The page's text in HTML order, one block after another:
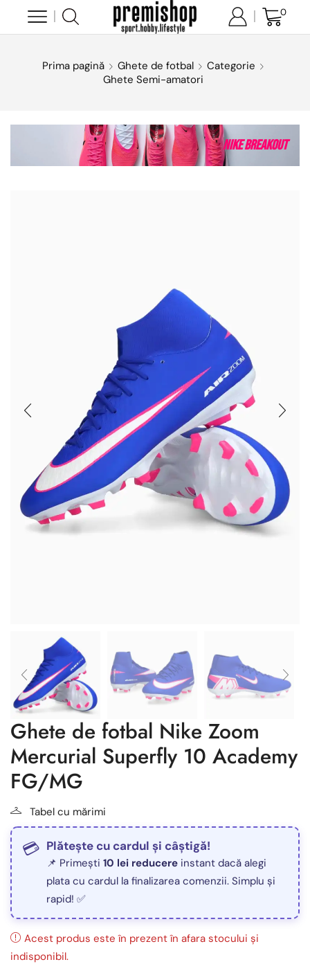
0
Prima pagină Ghete de fotbal
Categorie
Ghete Semi-amatori
Nike Breakout
Ghete de fotbal Nike Zoom
Mercurial Superfly 10 Academy
FG/MG
Tabel cu mărimi
Plătește cu cardul și câștigă!
📌 Primești 10 lei reducere instant dacă alegi
plata cu cardul la finalizarea comenzii. Simplu și
rapid! ✅
Acest produs este în prezent în afara stocului și
indisponibil.